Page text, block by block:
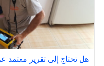
هل تحتاج إلى تقرير معتمد